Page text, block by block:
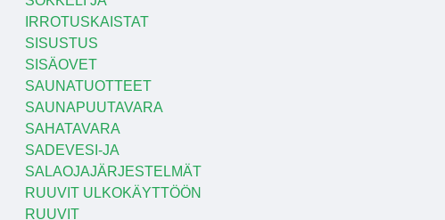
IRROTUSKAISTAT
SISUSTUS
SISÄOVET
SAUNATUOTTEET
SAUNAPUUTAVARA
SAHATAVARA
SADEVESI-JA
SALAOJAJÄRJESTELMÄT
RUUVIT ULKOKÄYTTÖÖN
RUUVIT